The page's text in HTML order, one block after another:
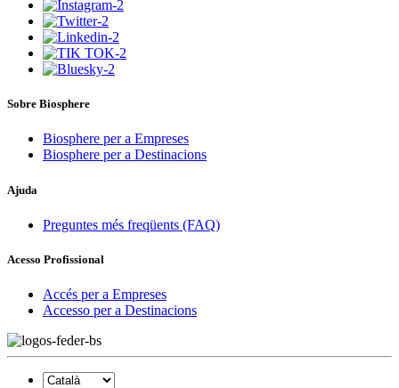
Sobre Biosphere
Biosphere per a Empreses
Biosphere per a Destinacions
Ajuda
Preguntes més freqüents (FAQ)
Acesso Profissional
Accés per a Empreses
Accesso per a Destinacions